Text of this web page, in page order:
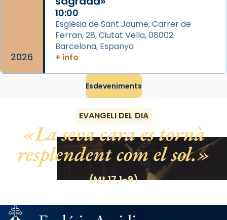
«A Raïms de Sant Jaume, raïms aigualits;
raïms de setembre te'n llepes els dits»,
segons una dita popular.
Photo
View on Facebook · Share
2026
10:00
Església de Sant Jaume, Carrer de
Ferran, 28, Ciutat Vella, 08002
Barcelona, Espanya
+ info
Esdeveniments
EVANGELI DEL DIA
La seva cara es tornà
resplendent com el sol.
(Mt 17,1-9)